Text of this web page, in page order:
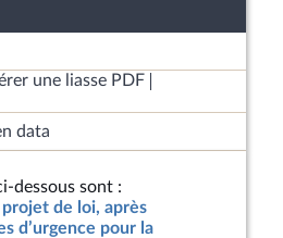
une liasse PDF
data
dessous sont :
de loi, après
d’urgence pour la